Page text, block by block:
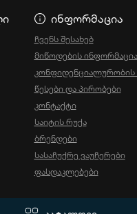
ინფორმაცია
ჩვენს შესახებ
მიწოდების ინფორმაცია
კონფიდენციალურობის
წესები და პირობები
კონტაქტი
საიტის რუქა
ბრენდები
სასაჩუქრე ვაუჩერები
ფასდაკლებები